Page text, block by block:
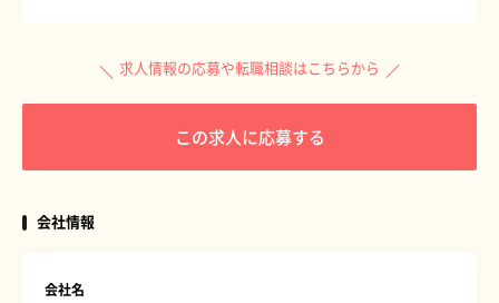
求人情報の応募や転職相談はこちらから
この求人に応募する
会社情報
会社名